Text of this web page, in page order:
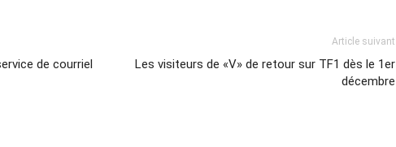
de courriel
Article suivant
Les visiteurs de «V» de retour sur TF1 dès le 1er
décembre